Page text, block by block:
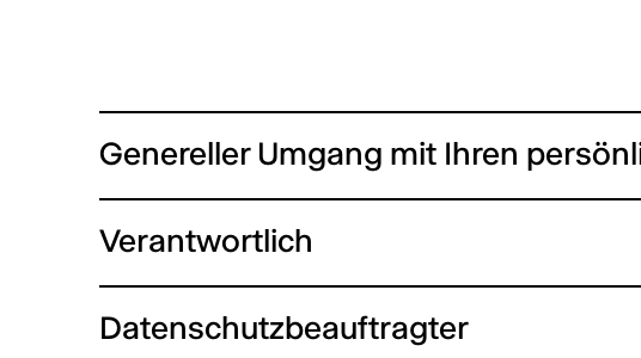
Genereller Umgang mit Ihren
Verantwortlich
Datenschutzbeauftragter